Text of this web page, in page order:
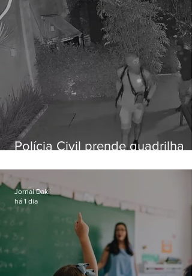
Polícia Civil prende quadrilha
residências de luxo no Rio
Jornal Daki
há 1 dia